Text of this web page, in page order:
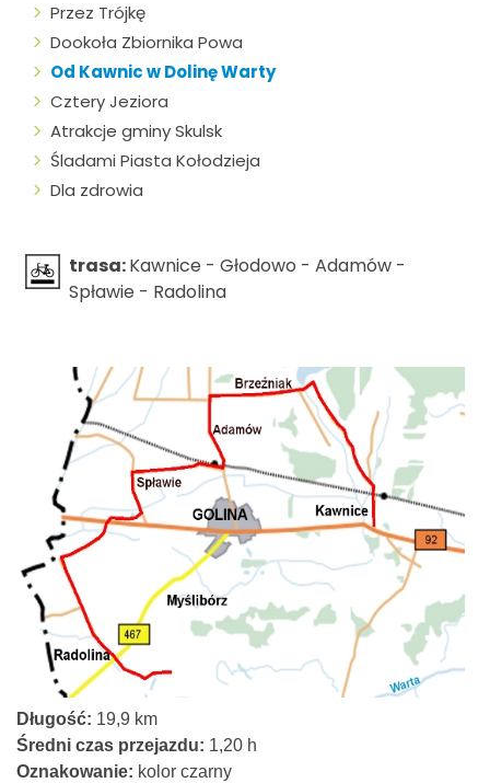
Przez Trójkę
Dookoła Zbiornika Powa
Od Kawnic w Dolinę Warty
Cztery Jeziora
Atrakcje gminy Skulsk
Śladami Piasta Kołodzieja
Dla zdrowia
trasa:Kawnice - Głodowo - Adamów -
Spławie - Radolina
Długość: 19,9 km
Średni czas przejazdu: 1,20 h
Oznakowanie: kolor czarny